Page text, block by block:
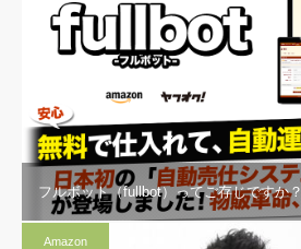
フルボット（fullbot）ってご存じですか？
Amazon